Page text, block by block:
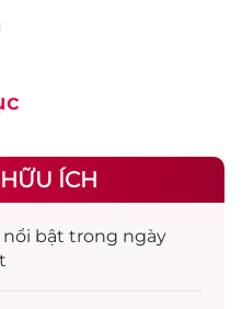
ÍCH
nổi bật trong ngày